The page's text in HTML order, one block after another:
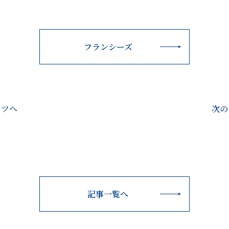
フランシーズ
へ 次
記事一覧へ